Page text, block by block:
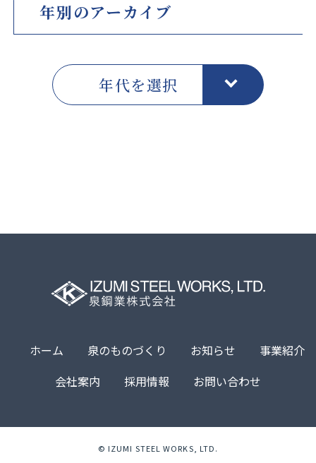
年別のアーカイブ
年代を選択
ホーム 泉のものづくり お知らせ
事業紹介
会社案内
採用情報 お問い合わせ
© IZUMI STEEL WORKS, LTD.